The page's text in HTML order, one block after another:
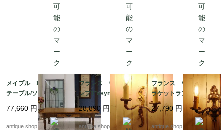
メイプル 1 dr ロー
テーブル/ソファテーブ
77,660 円
antique shop at's
フランス ウォールラ
ンプ1*asynmetry twin
28,890 円
antique shop at's
フランス ウォールブ
ラケットランプ*synm
etry twin neck
27,790 円
antique shop at's